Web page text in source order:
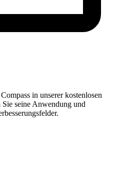
in unserer kostenlosen
seine Anwendung und